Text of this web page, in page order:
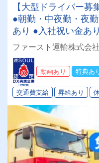
【大型ドライバー
●朝勤・中夜勤・夜
あり ●入社祝い金あり ●免許取得支援制度あり20
代半ばメンバー大活
ファースト運輸株式会
動画あり 特典あ
交通費支給 昇給あり